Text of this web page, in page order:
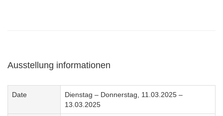
Ausstellung informationen
Date
Dienstag – Donnerstag, 11.03.2025 –
13.03.2025